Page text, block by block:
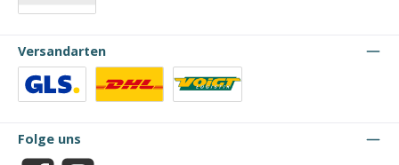
Versandarten
Folge uns